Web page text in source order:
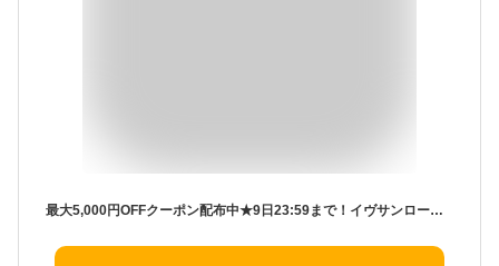
最大5,000円OFFクーポン配布中★9日23:59まで！イヴサンローラン Yves Saint Laurent ピュアショット ライトセラム 30mL 美容液 プレゼント ギフト バレンタインデー